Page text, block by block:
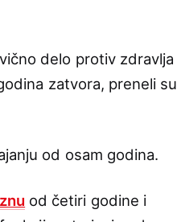
delo protiv zdravlja
zatvora, preneli su
od osam godina.
od četiri godine i